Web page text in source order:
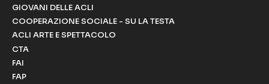
GIOVANI DELLE ACLI
COOPERAZIONE SOCIALE - SU LA TESTA
ACLI ARTE E SPETTACOLO
CTA
FAI
FAP